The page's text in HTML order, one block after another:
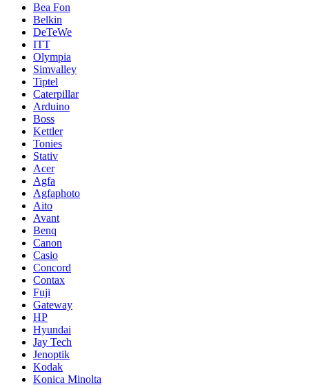
Bea Fon
Belkin
DeTeWe
ITT
Olympia
Simvalley
Tiptel
Caterpillar
Arduino
Boss
Kettler
Tonies
Stativ
Acer
Agfa
Agfaphoto
Aito
Avant
Benq
Canon
Casio
Concord
Contax
Fuji
Gateway
HP
Hyundai
Jay Tech
Jenoptik
Kodak
Konica Minolta